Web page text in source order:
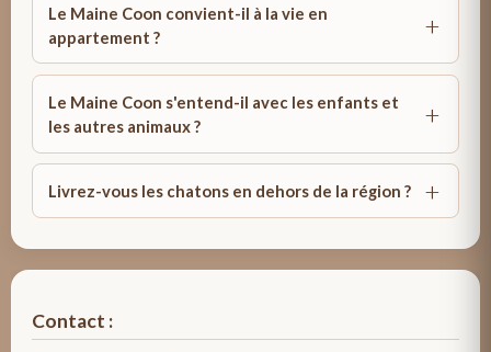
Le Maine Coon convient-il à la vie en
appartement ?
Le Maine Coon s'entend-il avec les enfants et
les autres animaux ?
Livrez-vous les chatons en dehors de la région ?
Contact :